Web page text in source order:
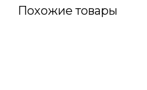
Похожие товары